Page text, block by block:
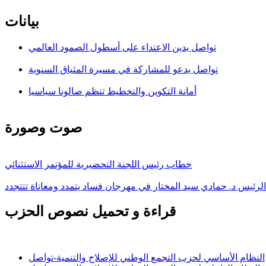
بيانات
تواصل يدين الاعتداء على أسطول الصمود العالمي
تواصل يدعو للمشاركة في مسيرة المثياق السنوية
أمانة التكوين والتخطيط تنظم صالونا سياسيا
صوت وصورة
خطاب رئيس اللجنة التحضيرية للمؤتمر الاستثنائي
د. حمادي سيد المختار في مهرجان فساد يتمدد ومعاناة تتتجدد
قراءة و تحميل نصوص الحزب
النظام الأساسي لحزب التجمع الوطني للإصلاح والتنمية-تواصل